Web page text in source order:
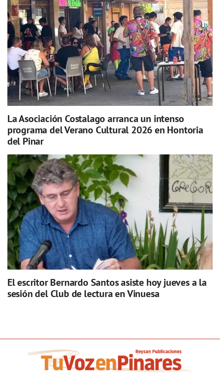
La Asociación Costalago arranca un intenso
programa del Verano Cultural 2026 en Hontoria
del Pinar
El escritor Bernardo Santos asiste hoy jueves a la
sesión del Club de lectura en Vinuesa